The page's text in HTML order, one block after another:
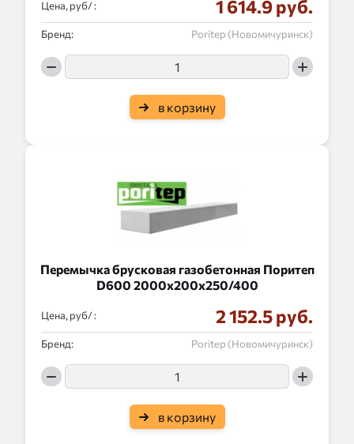
Цена, руб/ : 1 614.9 руб.
Бренд: Poritep (Новомичуринск)
в корзину
Перемычка брусковая газобетонная Поритеп
D600 2000x200x250/400
Цена, руб/ : 2 152.5 руб.
Бренд: Poritep (Новомичуринск)
в корзину